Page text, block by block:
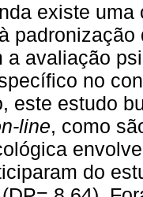
existe uma
padronização
a avaliação
no
este estudo
line, como
do